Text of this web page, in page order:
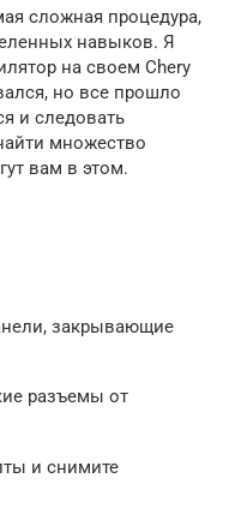
сложная процедура,
навыков. Я
на своем Chery
но все прошло
и следовать
множество
вам в этом.
закрывающие
разъемы от
и снимите